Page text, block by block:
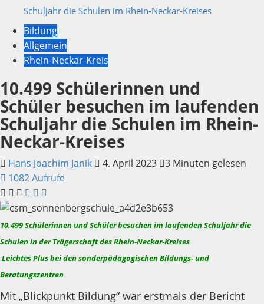
Schuljahr die Schulen im Rhein-Neckar-Kreises
Bildung
Allgemein
Rhein-Neckar-Kreis
10.499 Schülerinnen und
Schüler besuchen im laufenden
Schuljahr die Schulen im Rhein-
Neckar-Kreises
Hans Joachim Janik 4. April 2023
3 Minuten gelesen
1082 Aufrufe
10.499 Schülerinnen und Schüler besuchen im laufenden Schuljahr die
Schulen in der Trägerschaft des Rhein-Neckar-Kreises
Leichtes Plus bei den sonderpädagogischen Bildungs- und
Beratungszentren
Mit „Blickpunkt Bildung“ war erstmals der Bericht